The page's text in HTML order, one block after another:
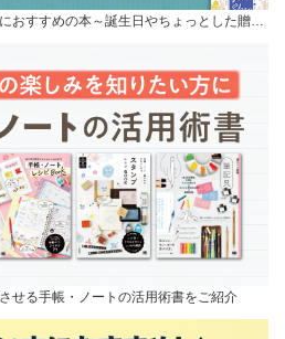
おすすめの本～誕生日やちょっとした贈…
せる手帳・ノートの活用術書をご紹介